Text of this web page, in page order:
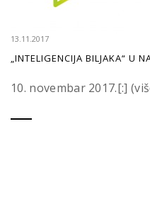
13.11.2017
„INTELIGENCIJA BILJAKA“ U
10. novembar 2017.[:]